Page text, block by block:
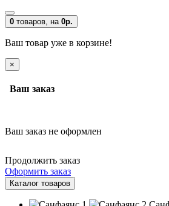
0 товаров, на 0р.
Ваш товар уже в корзине!
×
Ваш заказ
Ваш заказ не оформлен
Продолжить заказ
Оформить заказ
Каталог товаров